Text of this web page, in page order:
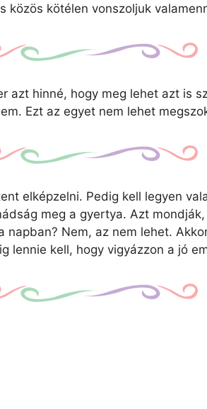
közös kötélen vonszoljuk
azt hinné, hogy meg lehet azt is
Ezt az egyet nem lehet
elképzelni. Pedig kell legyen
meg a gyertya. Azt
napban? Nem, az nem lehet.
lennie kell, hogy vigyázzon a jó